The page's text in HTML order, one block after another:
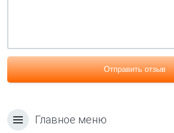
Отправить отзыв
Главное меню